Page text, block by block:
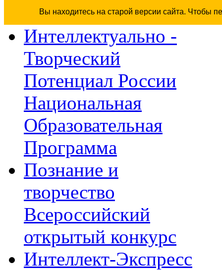
Вы находитесь на старой версии сайта. Чтобы
Интеллектуально -
Творческий
Потенциал России
Национальная
Образовательная
Программа
Познание и
творчество
Всероссийский
открытый конкурс
Интеллект-Экспресс